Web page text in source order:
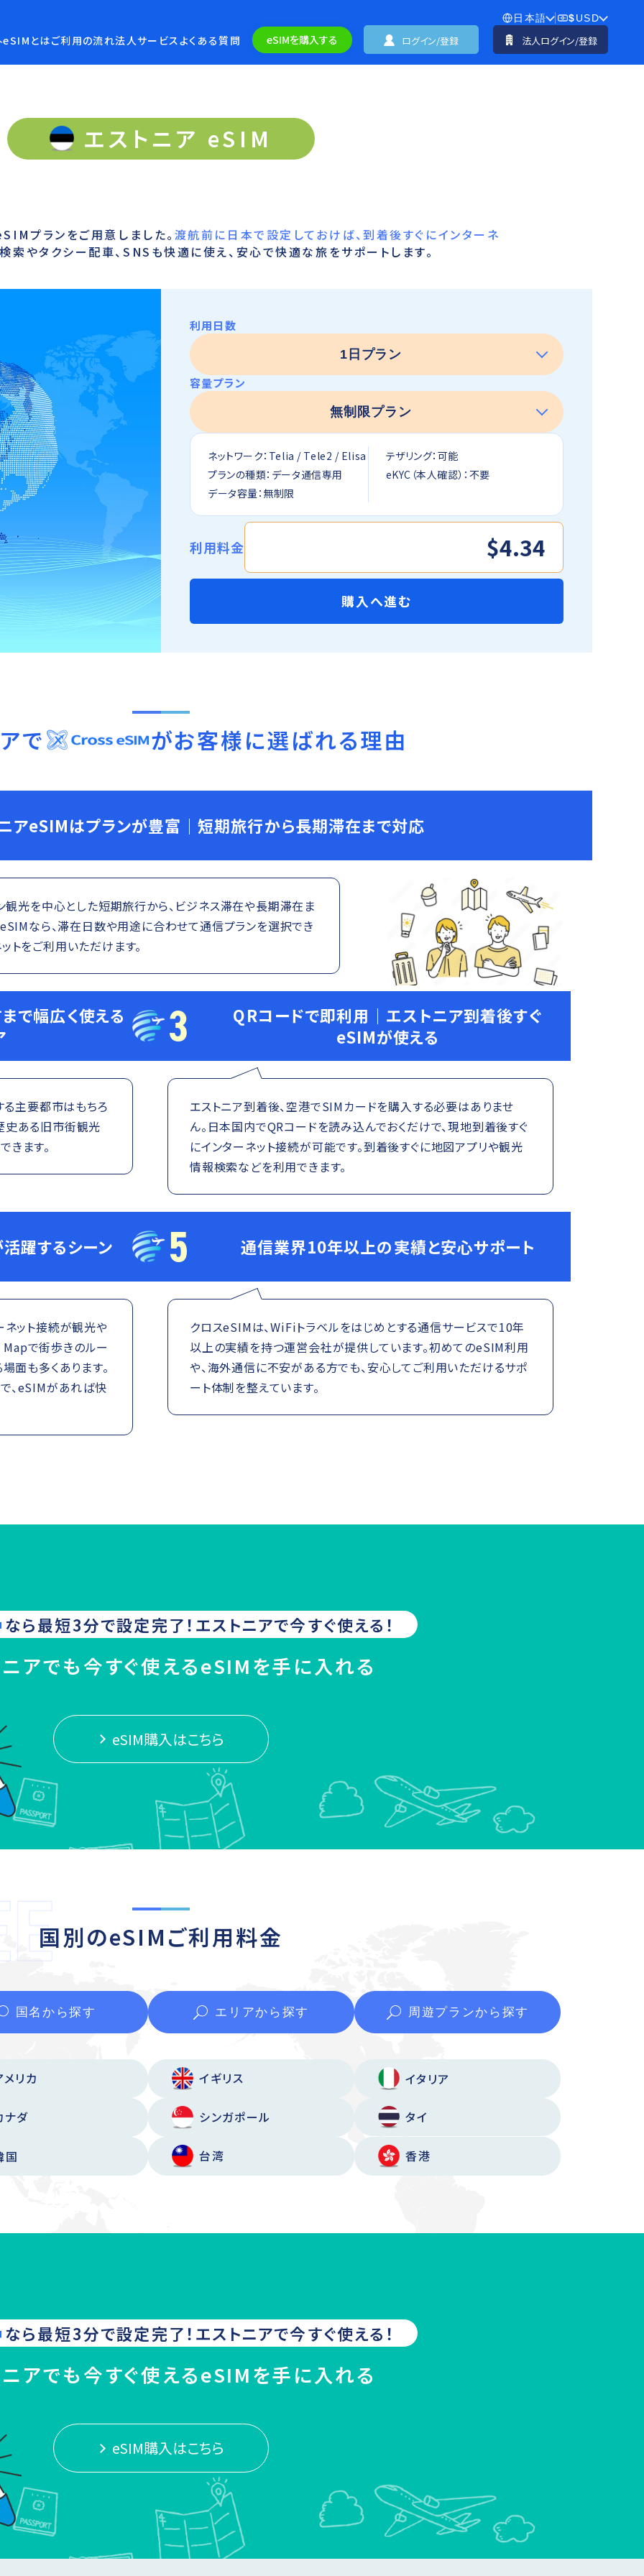
日本語 $USD
とはご利用の流れ法人サービス よくある質問 eSIMを購入する ログイン/登録 法人ログイン/登録
エストニア eSIM
プランをご用意しました。 渡航前に日本で設定しておけば、到着後すぐにインターネ
索やタクシー配車、SNSも快適に使え、安心で快適な旅をサポートします。
利用日数
容量プラン
ネットワーク：Telia / Tele2 / Elisa
プランの種類：データ通信専用
データ容量：無制限
テザリング：可能
eKYC（本人確認）：不要
利用料金 $4.34
購入へ進む
で がお客様に選ばれる理由
アeSIMはプランが豊富｜短期旅行から長期滞在まで対応
観光を中心とした短期旅行から、ビジネス滞在や長期滞在ま
なら、滞在日数や用途に合わせて通信プランを選択でき
トをご利用いただけます。
で幅広く使える
る主要都市はもちろ
史ある旧市街観光
ます。
3
QRコードで即利用｜エストニア到着後すぐ
eSIMが使える
エストニア到着後、空港でSIMカードを購入する必要はありませ
ん。日本国内でQRコードを読み込んでおくだけで、現地到着後すぐ
にインターネット接続が可能です。到着後すぐに地図アプリや観光
情報検索などを利用できます。
躍するシーン
ネット接続が観光や
で街歩きのルー
面も多くあります。
、eSIMがあれば快
5 通信業界10年以上の実績と安心サポート
クロスeSIMは、WiFiトラベルをはじめとする通信サービスで10年
以上の実績を持つ運営会社が提供しています。初めてのeSIM利用
や、海外通信に不安がある方でも、安心してご利用いただけるサポ
ート体制を整えています。
なら最短3分で設定完了！ エストニアで今すぐ使える！
アでも今すぐ使えるeSIMを手に入れる
eSIM購入はこちら
国別のeSIMご利用料金
国名から探す エリアから 探す 周遊プランから 探す
メリカ イギリス イタリア
ナダ シンガポール タイ
国 台湾 香港
なら最短3分で設定完了！ エストニアで今すぐ使える！
アでも今すぐ使えるeSIMを手に入れる
eSIM購入はこちら